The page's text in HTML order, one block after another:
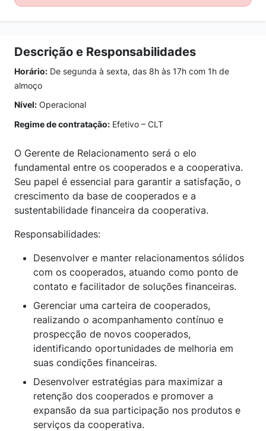
Descrição e Responsabilidades
Horário: De segunda à sexta, das 8h às 17h com 1h de
almoço
Nível: Operacional
Regime de contratação: Efetivo – CLT
O Gerente de Relacionamento será o elo
fundamental entre os cooperados e a cooperativa.
Seu papel é essencial para garantir a satisfação, o
crescimento da base de cooperados e a
sustentabilidade financeira da cooperativa.
Responsabilidades:
Desenvolver e manter relacionamentos sólidos
com os cooperados, atuando como ponto de
contato e facilitador de soluções financeiras.
Gerenciar uma carteira de cooperados,
realizando o acompanhamento contínuo e
prospecção de novos cooperados,
identificando oportunidades de melhoria em
suas condições financeiras.
Desenvolver estratégias para maximizar a
retenção dos cooperados e promover a
expansão da sua participação nos produtos e
serviços da cooperativa.